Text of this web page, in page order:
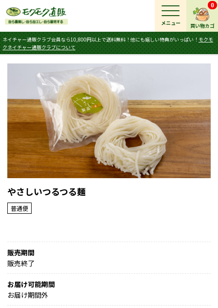
買い物カゴ
0
ネイチャー通販クラブ会員なら10,800円以上で送料無料！他にも嬉しい特典がいっぱい！ モクモ
クネイチャー通販クラブについて
メニュー
やさしいつるつる麺
普通便
販売期間
販売終了
お届け可能期間
お届け期間外